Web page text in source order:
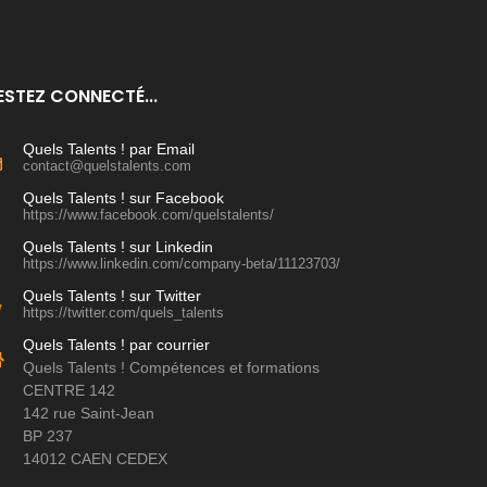
CONNECTÉ...
Quels Talents ! par Email
contact@quelstalents.com
Quels Talents ! sur Facebook
https://www.facebook.com/quelstalents/
Quels Talents ! sur Linkedin
https://www.linkedin.com/company-beta/11123703/
Quels Talents ! sur Twitter
https://twitter.com/quels_talents
Quels Talents ! par courrier
Quels Talents ! Compétences et formations
CENTRE 142
142 rue Saint-Jean
BP 237
14012 CAEN CEDEX